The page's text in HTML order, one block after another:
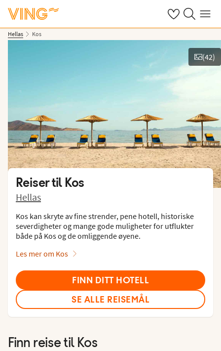
Se dine sparte
Søk påMeny
Hellas Kos
Se bilder og film
(42)
Reiser til Kos
Hellas
Kos kan skryte av fine strender, pene hotell, historiske
severdigheter og mange gode muligheter for utflukter
både på Kos og de omliggende øyene.
Les mer om Kos
FINN DITT HOTELL
SE ALLE REISEMÅL
Finn reise til Kos